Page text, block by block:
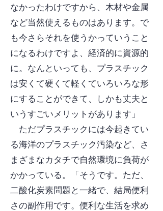
なかったわけですから、木材や金属
など当然使えるものはあります。で
も今さらそれを使うかっていうこと
になるわけですよ、経済的に資源的
に。なんといっても、プラスチック
は安くて硬くて軽くていろいろな形
にすることができて、しかも丈夫と
いうすごいメリットがあります」
ただプラスチックには今起きてい
る海洋のプラスチック汚染など、さ
まざまなカタチで自然環境に負荷が
かかっている。「そうです。ただ、
二酸化炭素問題と一緒で、結局便利
さの副作用です。便利な生活を求め